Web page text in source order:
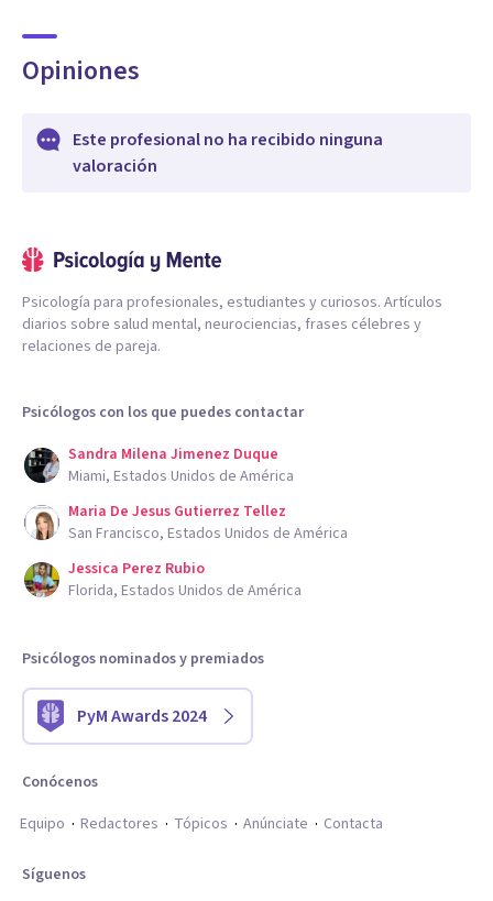
Opiniones
Este profesional no ha recibido ninguna
valoración
Psicología para profesionales, estudiantes y curiosos. Artículos
diarios sobre salud mental, neurociencias, frases célebres y
relaciones de pareja.
Psicólogos con los que puedes contactar
Sandra Milena Jimenez Duque
Miami, Estados Unidos de América
Maria De Jesus Gutierrez Tellez
San Francisco, Estados Unidos de América
Jessica Perez Rubio
Florida, Estados Unidos de América
Psicólogos nominados y premiados
PyM Awards 2024
Conócenos
Equipo
Redactores Tópicos Anúnciate Contacta
Síguenos